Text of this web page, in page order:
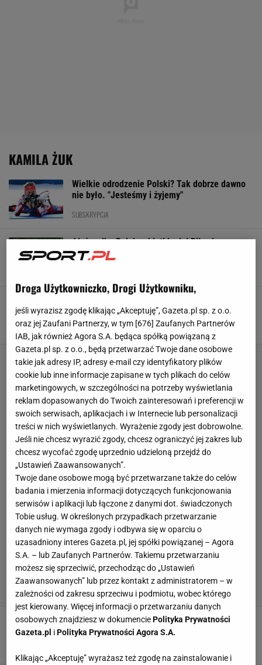
KAMILA ŻUK
Wielkie odrodzenie Polski? Tak dobrze dawno
nie było. "Jesteśmy i żyjemy"
SUBSKRYPCJA
Ależ walka Polek w biathlonie! Biły się o
czołówkę
olimpijskich! Brawo, brawo!
Bartosz Królikowski, 18 LUTEGO 2026, 16:06
Polka ruszyła, jakby jutra miało nie być! Awans
o 28 miejsc
Droga Użytkowniczko, Drogi Użytkowniku,
jeśli wyrazisz zgodę klikając „Akceptuję”, Gazeta.pl sp. z o.o.
oraz jej Zaufani Partnerzy, w tym [676] Zaufanych Partnerów
IAB, jak również Agora S.A. będąca spółką powiązaną z
Gazeta.pl sp. z o.o., będą przetwarzać Twoje dane osobowe
takie jak adresy IP, adresy e-mail czy identyfikatory plików
cookie lub inne informacje zapisane w tych plikach do celów
marketingowych, w szczególności na potrzeby wyświetlania
reklam dopasowanych do Twoich zainteresowań i preferencji w
swoich serwisach, aplikacjach i w Internecie lub personalizacji
treści w nich wyświetlanych. Wyrażenie zgody jest dobrowolne.
Jeśli nie chcesz wyrazić zgody, chcesz ograniczyć jej zakres lub
chcesz wycofać zgodę uprzednio udzieloną przejdź do
„Ustawień Zaawansowanych”.
Twoje dane osobowe mogą być przetwarzane także do celów
badania i mierzenia informacji dotyczących funkcjonowania
serwisów i aplikacji lub łączone z danymi dot. świadczonych
Tobie usług. W określonych przypadkach przetwarzanie
danych nie wymaga zgody i odbywa się w oparciu o
uzasadniony interes Gazeta.pl, jej spółki powiązanej – Agora
S.A. – lub Zaufanych Partnerów. Takiemu przetwarzaniu
możesz się sprzeciwić, przechodząc do „Ustawień
Zaawansowanych” lub przez kontakt z administratorem – w
zależności od zakresu sprzeciwu i podmiotu, wobec którego
jest kierowany. Więcej informacji o przetwarzaniu danych
osobowych znajdziesz w dokumenciePolityka Prywatności
Gazeta.pl iPolityka Prywatności Agora S.A.
Klikając „Akceptuję” wyrażasz też zgodę na zainstalowanie i